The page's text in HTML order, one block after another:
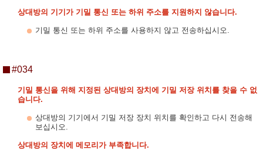
상대방의 기기가 기밀 통신 또는 하위 주소를 지원하지 않습니다.
기밀 통신 또는 하위 주소를 사용하지 않고 전송하십시오.
#034
기밀 통신을 위해 지정된 상대방의 장치에 기밀 저장 위치를 찾을 수 없
습니다.
상대방의 기기에서 기밀 저장 장치 위치를 확인하고 다시 전송해
보십시오.
상대방의 장치에 메모리가 부족합니다.